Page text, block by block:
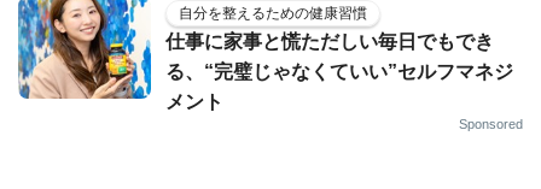
自分を整えるための健康習慣
仕事に家事と慌ただしい毎日でもでき
る、“完璧じゃなくていい”セルフマネジ
メント
Sponsored